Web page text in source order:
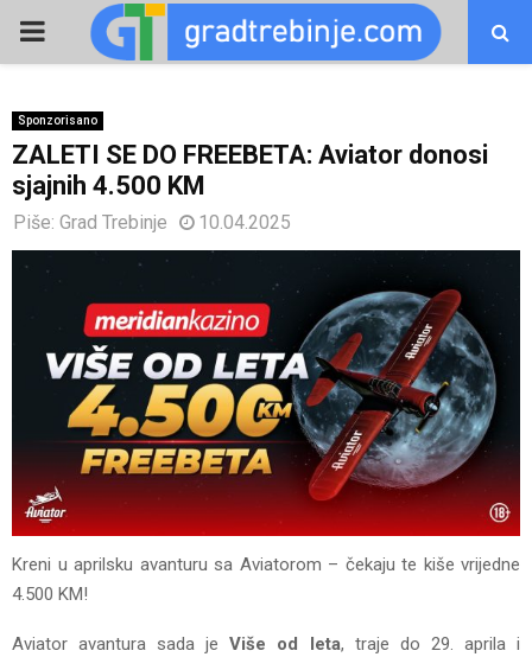
PRIMARY
Sponzorisano
ZALETI SE DO FREEBETA: Aviator donosi
sjajnih 4.500 KM
Piše: Grad Trebinje 10.04.2025
Kreni u aprilsku avanturu sa Aviatorom – čekaju te kiše vrijedne
4.500 KM!
Aviator avantura sada jeViše od leta, traje do 29. aprila i